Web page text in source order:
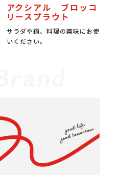
アクシアル ブロッコ
リースプラウト
サラダや鍋、料理の薬味にお使
いください。